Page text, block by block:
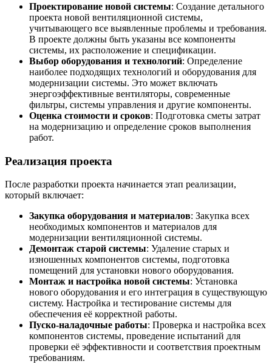
Проектирование новой системы: Создание детального
проекта новой вентиляционной системы,
учитывающего все выявленные проблемы и требования.
В проекте должны быть указаны все компоненты
системы, их расположение и спецификации.
Выбор оборудования и технологий: Определение
наиболее подходящих технологий и оборудования для
модернизации системы. Это может включать
энергоэффективные вентиляторы, современные
фильтры, системы управления и другие компоненты.
Оценка стоимости и сроков: Подготовка сметы затрат
на модернизацию и определение сроков выполнения
работ.
Реализация проекта
После разработки проекта начинается этап реализации,
который включает:
Закупка оборудования и материалов: Закупка всех
необходимых компонентов и материалов для
модернизации вентиляционной системы.
Демонтаж старой системы: Удаление старых и
изношенных компонентов системы, подготовка
помещений для установки нового оборудования.
Монтаж и настройка новой системы: Установка
нового оборудования и его интеграция в существующую
систему. Настройка и тестирование системы для
обеспечения её корректной работы.
Пуско-наладочные работы: Проверка и настройка всех
компонентов системы, проведение испытаний для
проверки её эффективности и соответствия проектным
требованиям.